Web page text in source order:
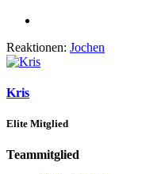
Reaktionen: Jochen
Kris
Elite Mitglied
Teammitglied